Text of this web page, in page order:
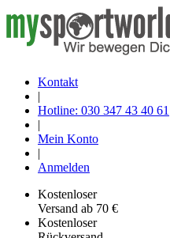
Kontakt
|
Hotline: 030 347 43 40 61
|
Mein Konto
|
Anmelden
Kostenloser
Versand ab 70 €
Kostenloser